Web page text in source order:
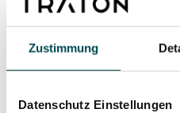
Zustimmung
Datenschutz Einstellungen
die Fabrik investiert.
Auch bei MAN setzt
Nürnberg denStart der